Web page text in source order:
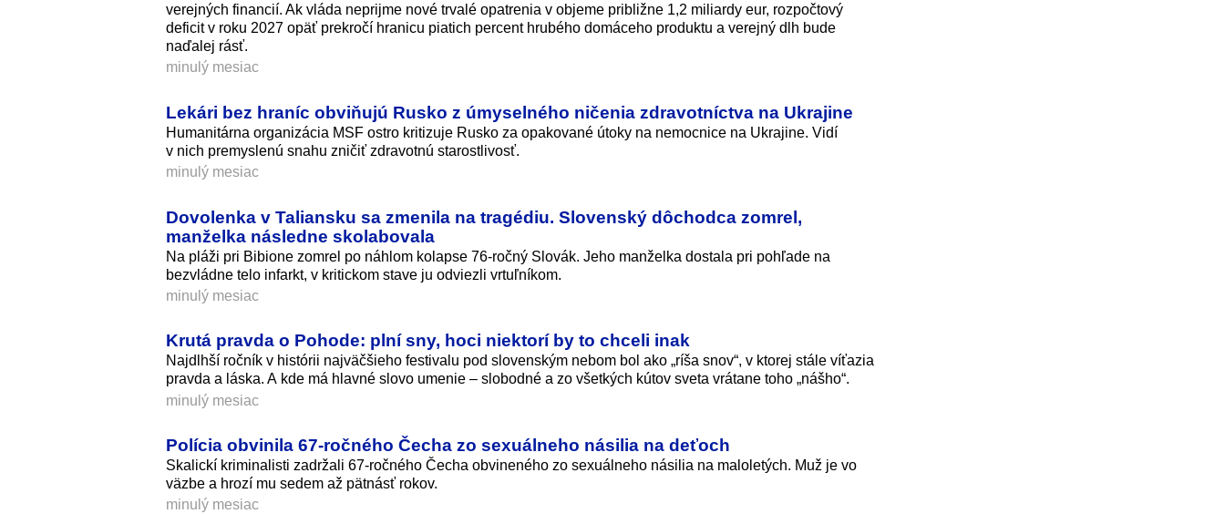
verejných financií. Ak vláda neprijme nové trvalé opatrenia v objeme približne 1,2 miliardy eur, rozpočtový
deficit v roku 2027 opäť prekročí hranicu piatich percent hrubého domáceho produktu a verejný dlh bude
naďalej rásť.
minulý mesiac
Lekári bez hraníc obviňujú Rusko z úmyselného ničenia zdravotníctva na Ukrajine
Humanitárna organizácia MSF ostro kritizuje Rusko za opakované útoky na nemocnice na Ukrajine. Vidí
v nich premyslenú snahu zničiť zdravotnú starostlivosť.
minulý mesiac
Dovolenka v Taliansku sa zmenila na tragédiu. Slovenský dôchodca zomrel,
manželka následne skolabovala
Na pláži pri Bibione zomrel po náhlom kolapse 76-ročný Slovák. Jeho manželka dostala pri pohľade na
bezvládne telo infarkt, v kritickom stave ju odviezli vrtuľníkom.
minulý mesiac
Krutá pravda o Pohode: plní sny, hoci niektorí by to chceli inak
Najdlhší ročník v histórii najväčšieho festivalu pod slovenským nebom bol ako „ríša snov“, v ktorej stále víťazia
pravda a láska. A kde má hlavné slovo umenie – slobodné a zo všetkých kútov sveta vrátane toho „nášho“.
minulý mesiac
Polícia obvinila 67-ročného Čecha zo sexuálneho násilia na deťoch
Skalickí kriminalisti zadržali 67-ročného Čecha obvineného zo sexuálneho násilia na maloletých. Muž je vo
väzbe a hrozí mu sedem až pätnásť rokov.
minulý mesiac